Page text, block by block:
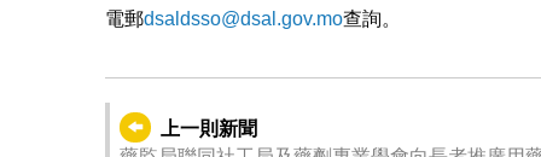
電郵dsaldsso@dsal.gov.mo查詢。
上一則新聞